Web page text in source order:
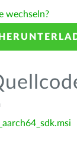
wechseln?